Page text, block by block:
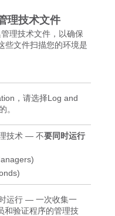
理技术文件
理技术文件，以确保
些文件扫描您的环境是
，请选择Log and
。
技术 — 不要同时运行
运行 — 一次收集一
和验证程序的管理技